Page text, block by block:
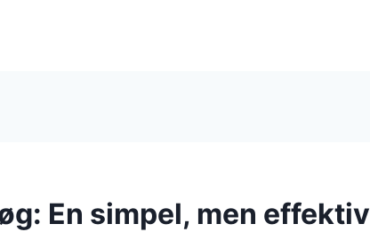
En simpel, men effektiv